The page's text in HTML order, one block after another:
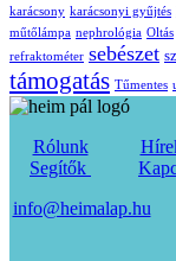
karácsony karácsonyi gyűjtés
műtőlámpa nephrológia Oltás
refraktométer sebészet
támogatás Tűmentes
Rólunk
Segítők
info@heimalap.hu